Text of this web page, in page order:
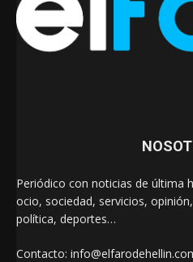
Periódico con noticias de última
ocio, sociedad, servicios,
política, deportes…
Contacto: